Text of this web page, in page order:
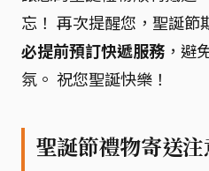
忘！ 再次提醒您，聖誕節
必提前預訂快遞服務 ，避
氛。 祝您聖誕快樂！
聖誕節禮物寄送